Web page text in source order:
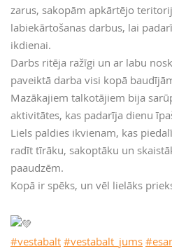
zarus, sakopām apkārtējo
labiekārtošanas darbus, lai
ikdienai.
Darbs ritēja ražīgi un ar labu
paveiktā darba visi kopā
Mazākajiem talkotājiem bija
aktivitātes, kas padarīja dienu
Liels paldies ikvienam, kas
radīt tīrāku, sakoptāku un
paaudzēm.
Kopā ir spēks, un vēl lielāks
#vestabalt #vestabalt_jums